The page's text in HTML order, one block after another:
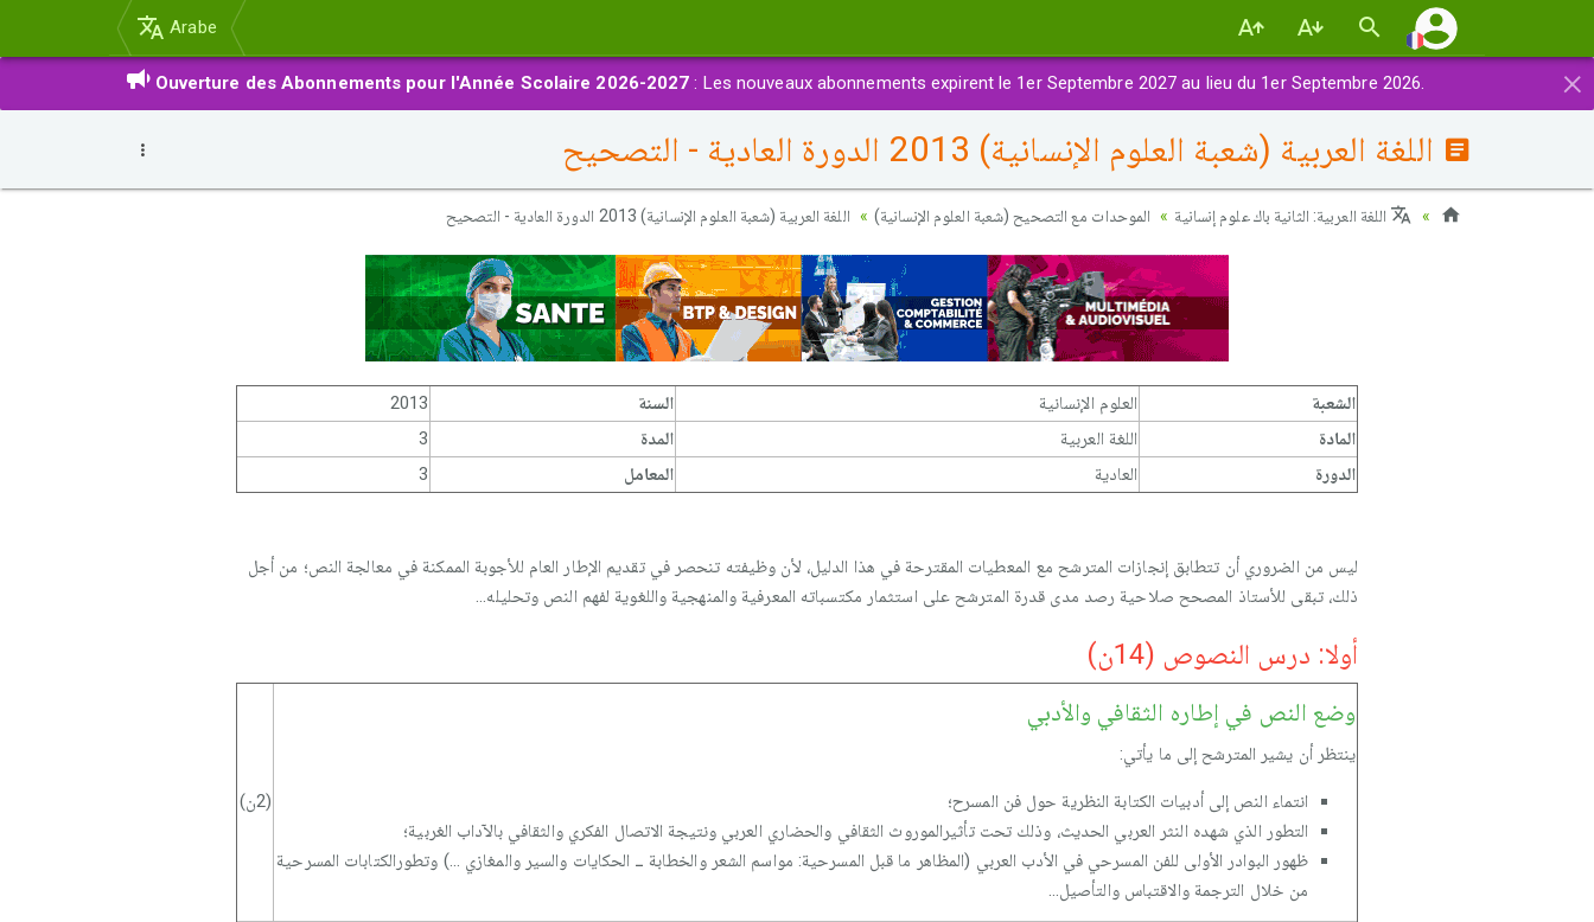
Arabe
×
Ouverture des Abonnements pour l'Année Scolaire 2026-2027 : Les nouveaux abonnements expirent le 1er Septembre 2027 au lieu du 1er Septembre 2026.
اللغة العربية (شعبة العلوم الإنسانية) 2013 الدورة العادية - التصحيح
اللغة العربية: الثانية باك علوم إنسانية الموحدات مع التصحيح (شعبة العلوم الإنسانية) اللغة العربية (شعبة العلوم الإنسانية) 2013 الدورة العادية - التصحيح
الشعبة العلوم الإنسانية السنة
2013
المادة
اللغة العربية المدة
3
الدورة
العادية المعامل 3
ليس من الضروري أن تتطابق إنجازات المترشح مع المعطيات المقترحة في هذا الدليل، لأن وظيفته تنحصر في تقديم الإطار العام للأجوبة الممكنة في معالجة النص؛ من أجل
ذلك، تبقى للأستاذ المصحح صلاحية رصد مدى قدرة المترشح على استثمار مكتسباته المعرفية والمنهجية واللغوية لفهم النص وتحليله...
أولا: درس النصوص (14ن)
وضع النص في إطاره الثقافي والأدبي
ينتظر أن يشير المترشح إلى ما يأتي:
انتماء النص إلى أدبيات الكتابة النظرية حول فن المسرح؛
التطور الذي شهده النثر العربي الحديث، وذلك تحت تأثيرالموروث الثقافي والحضاري العربي ونتيجة الاتصال الفكري والثقافي بالآداب الغربية؛
ظهور البوادر الأولى للفن المسرحي في الأدب العربي (المظاهر ما قبل المسرحية: مواسم الشعر والخطابة ــ الحكايات والسير والمغازي ...) وتطورالكتابات المسرحية
من خلال الترجمة والاقتباس والتأصيل...
(2ن)